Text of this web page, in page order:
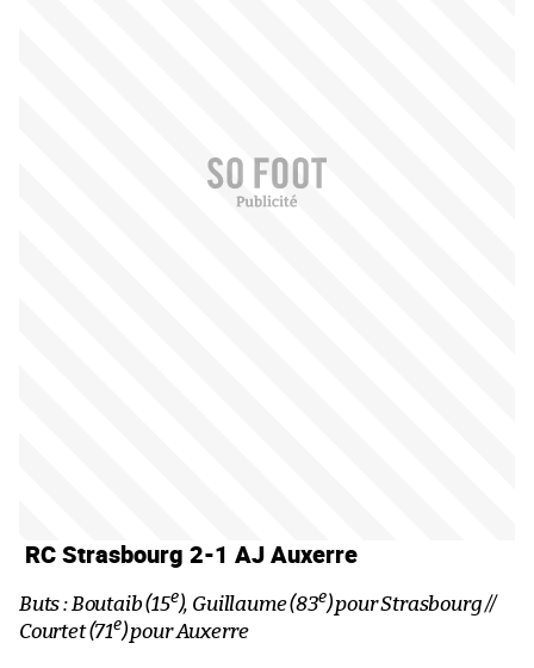
RC Strasbourg 2-1 AJ Auxerre
Buts : Boutaib (15e), Guillaume (83e) pour Strasbourg //
Courtet (71e) pour Auxerre